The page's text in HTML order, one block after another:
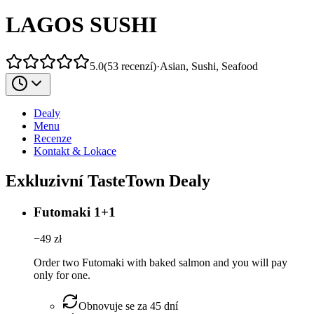
LAGOS SUSHI
5.0(53 recenzí)·Asian, Sushi, Seafood
Dealy
Menu
Recenze
Kontakt & Lokace
Exkluzivní TasteTown Dealy
Futomaki 1+1
−49 zł
Order two Futomaki with baked salmon and you will pay
only for one.
Obnovuje se za 45 dní